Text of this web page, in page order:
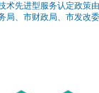
术先进型服务认定政策
局、市财政局、市发改